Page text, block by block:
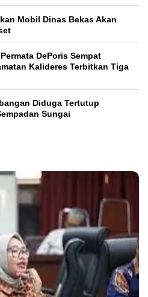
Mobil Dinas Bekas Akan
DePoris Sempat
Kalideres Terbitkan Tiga
Diduga Tertutup
Sungai